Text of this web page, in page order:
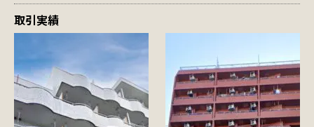
取引実績